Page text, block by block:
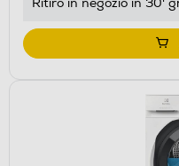
Ritiro in negozio in 30'